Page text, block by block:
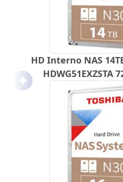
HD Interno NAS
HDWG51EXZSTA
Anterior